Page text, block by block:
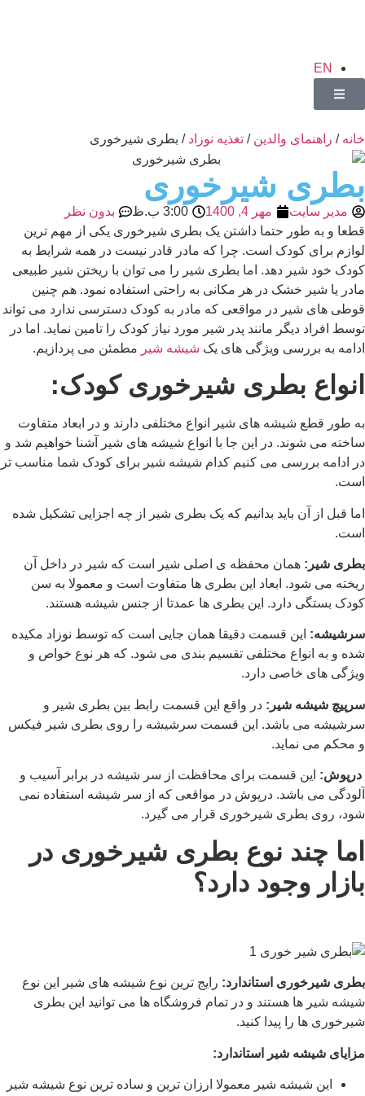
EN
خانه / راهنمای والدین / تغذیه نوزاد / بطری شیرخوری
بطری شیرخوری
مدیر سایت مهر 4, 1400 3:00 ب.ظ
بدون نظر
قطعا و به طور حتما داشتن یک بطری شیرخوری یکی از مهم ترین
لوازم برای کودک است. چرا که مادر قادر نیست در همه شرایط به
کودک خود شیر دهد. اما بطری شیر را می توان با ریختن شیر طبیعی
مادر یا شیر خشک در هر مکانی به راحتی استفاده نمود. هم چنین
قوطی های شیر در مواقعی که مادر به کودک دسترسی ندارد می تواند
توسط افراد دیگر مانند پدر شیر مورد نیاز کودک را تامین نماید. اما در
ادامه به بررسی ویژگی های یک شیشه شیر مطمئن می پردازیم.
انواع بطری شیرخوری کودک:
به طور قطع شیشه های شیر انواع مختلفی دارند و در ابعاد متفاوت
ساخته می شوند. در این جا با انواع شیشه های شیر آشنا خواهیم شد و
در ادامه بررسی می کنیم کدام شیشه شیر برای کودک شما مناسب تر
است.
اما قبل از آن باید بدانیم که یک بطری شیر از چه اجزایی تشکیل شده
است.
بطری شیر: همان محفظه ی اصلی شیر است که شیر در داخل آن
ریخته می شود. ابعاد این بطری ها متفاوت است و معمولا به سن
کودک بستگی دارد. این بطری ها عمدتا از جنس شیشه هستند.
سرشیشه: این قسمت دقیقا همان جایی است که توسط نوزاد مکیده
شده و به انواع مختلفی تقسیم بندی می شود. که هر نوع خواص و
ویژگی های خاصی دارد.
سرپیچ شیشه شیر: در واقع این قسمت رابط بین بطری شیر و
سرشیشه می باشد. این قسمت سرشیشه را روی بطری شیر فیکس
و محکم می نماید.
درپوش: این قسمت برای محافظت از سر شیشه در برابر آسیب و
آلودگی می باشد. درپوش در مواقعی که از سر شیشه استفاده نمی
شود، روی بطری شیرخوری قرار می گیرد.
اما چند نوع بطری شیرخوری در
بازار وجود دارد؟
بطری شیرخوری استاندارد: رایج ترین نوع شیشه های شیر این نوع
شیشه شیر ها هستند و در تمام فروشگاه ها می توانید این بطری
شیرخوری ها را پیدا کنید.
مزایای شیشه شیر استاندارد:
این شیشه شیر معمولا ارزان ترین و ساده ترین نوع شیشه شیر